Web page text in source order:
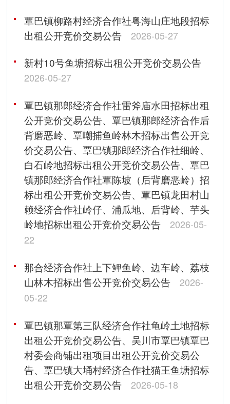
覃巴镇柳路村经济合作社粤海山庄地段招标
出租公开竞价交易公告
2026-05-27
新村10号鱼塘招标出租公开竞价交易公告
2026-05-27
覃巴镇那郎经济合作社雷斧庙水田招标出租
公开竞价交易公告、覃巴镇那郎经济合作后
背磨恶岭、覃嘲捕鱼岭林木招标出售公开竞
价交易公告、覃巴镇那郎经济合作社细岭、
白石岭地招标出租公开竞价交易公告、覃巴
镇那郎经济合作社覃陈坡（后背磨恶岭）招
标出租公开竞价交易公告、覃巴镇龙田村山
赖经济合作社岭仔、浦瓜地、后背岭、芋头
岭地招标出租公开竞价交易公告
2026-05-
22
那合经济合作社上下鲤鱼岭、边车岭、荔枝
山林木招标出售公开竞价交易公告
2026-
05-22
覃巴镇那覃第三队经济合作社龟岭土地招标
出租公开竞价交易公告、吴川市覃巴镇覃巴
村委会商铺出租项目出租公开竞价交易公
告、覃巴镇大埇村经济合作社猫王鱼塘招标
出租公开竞价交易公告
2026-05-18